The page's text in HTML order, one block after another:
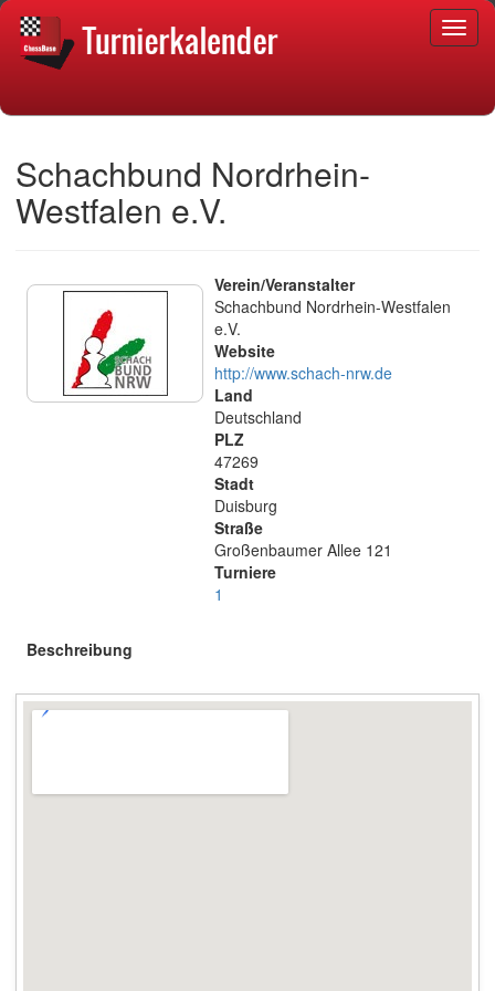
Schachbund Nordrhein-
Westfalen e.V.
Verein/Veranstalter
Schachbund Nordrhein-Westfalen
e.V.
Website
http://www.schach-nrw.de
Land
Deutschland
PLZ
47269
Stadt
Duisburg
Straße
Großenbaumer Allee 121
Turniere
1
Beschreibung